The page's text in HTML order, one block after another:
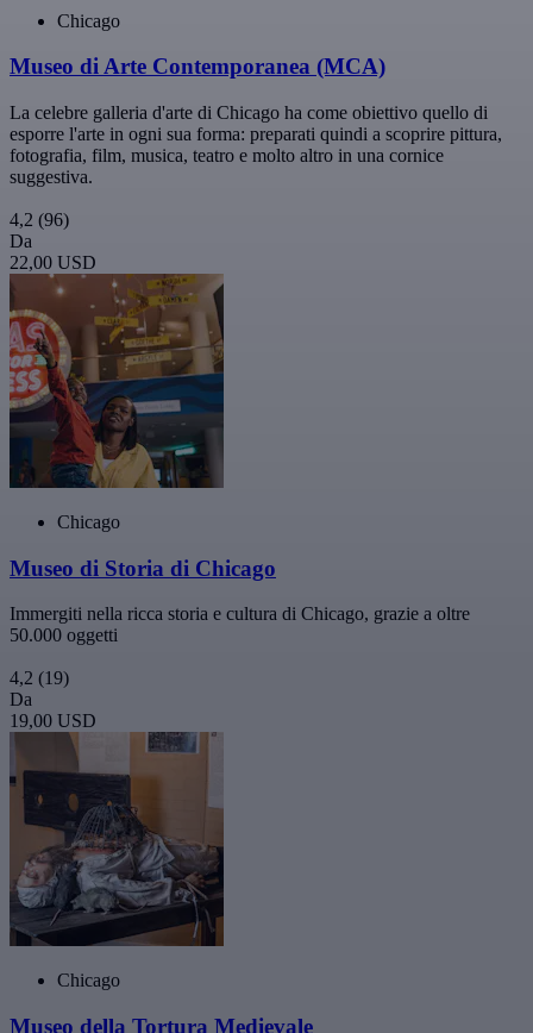
Chicago
Museo di Arte Contemporanea (MCA)
La celebre galleria d'arte di Chicago ha come obiettivo quello di
esporre l'arte in ogni sua forma: preparati quindi a scoprire pittura,
fotografia, film, musica, teatro e molto altro in una cornice
suggestiva.
4,2 (96)
Da
22,00 USD
Chicago
Museo di Storia di Chicago
Immergiti nella ricca storia e cultura di Chicago, grazie a oltre
50.000 oggetti
4,2 (19)
Da
19,00 USD
Chicago
Museo della Tortura Medievale